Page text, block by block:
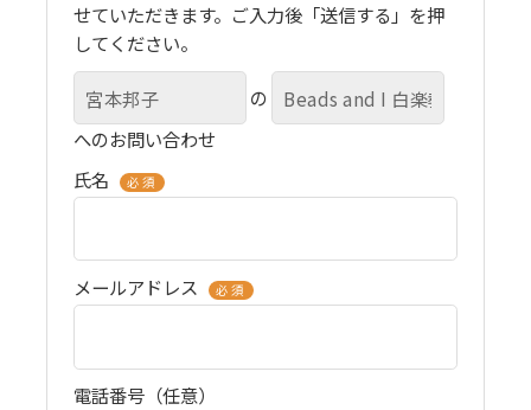
せていただきます。ご入力後「送信する」を押
してください。
の
へのお問い合わせ
氏名
必須
メールアドレス 必須
電話番号（任意）